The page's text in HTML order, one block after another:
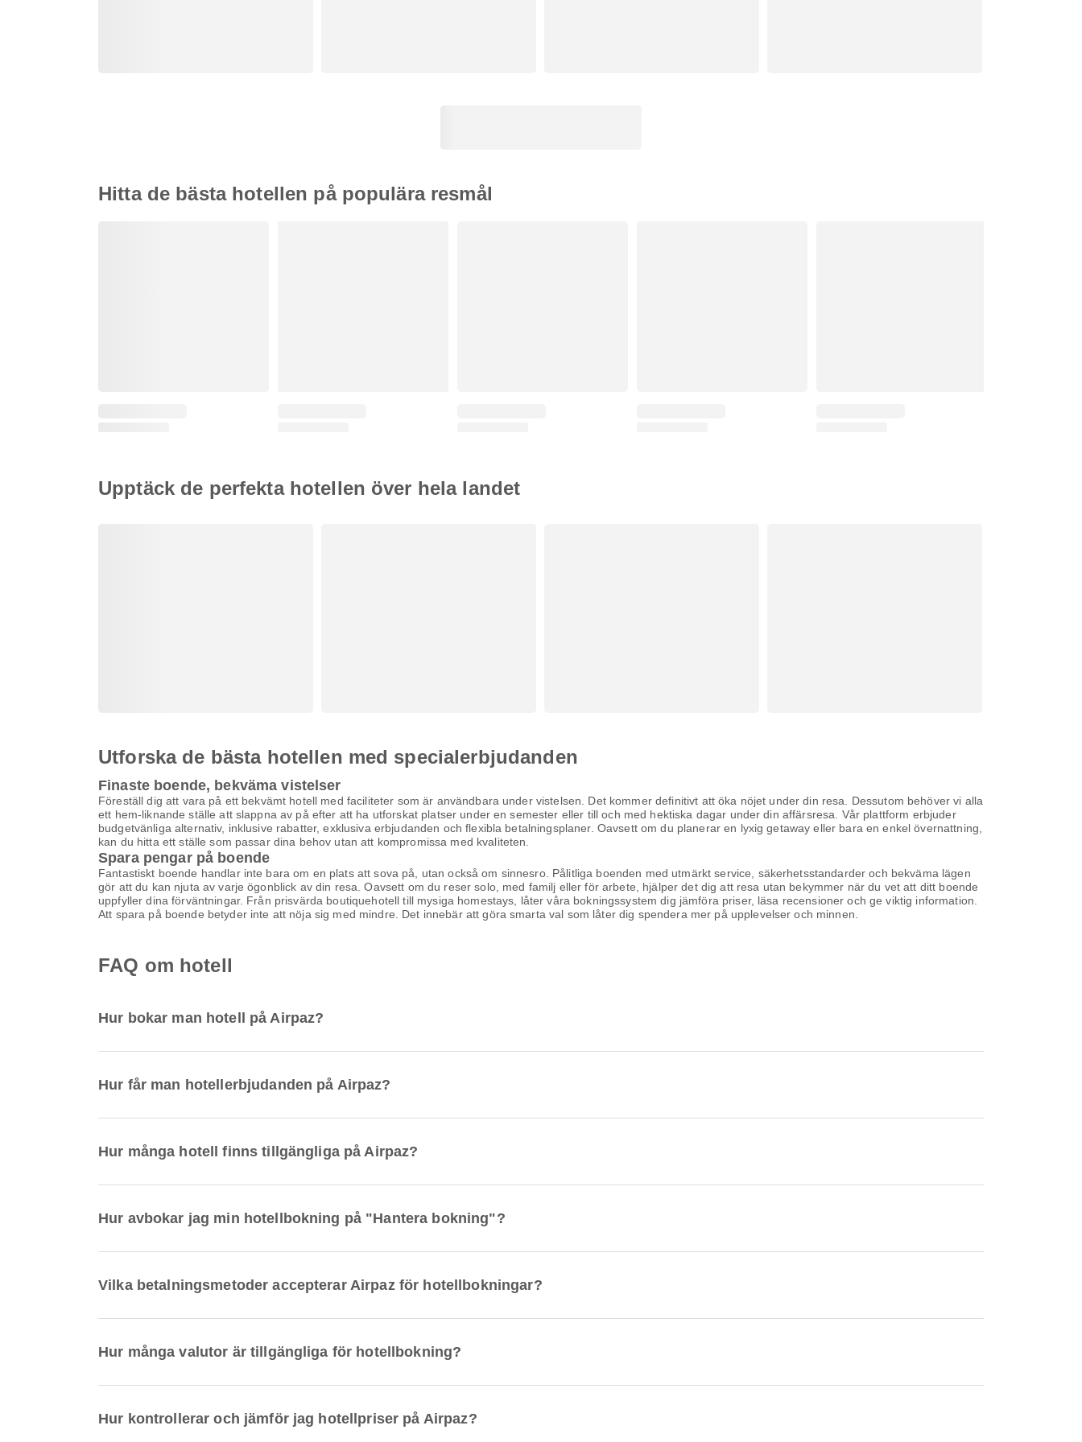
Hitta de bästa hotellen på populära resmål
Upptäck de perfekta hotellen över hela landet
Utforska de bästa hotellen med specialerbjudanden
Finaste boende, bekväma vistelser
Föreställ dig att vara på ett bekvämt hotell med faciliteter som är användbara under vistelsen. Det kommer definitivt att öka nöjet under din resa. Dessutom behöver vi alla
ett hem-liknande ställe att slappna av på efter att ha utforskat platser under en semester eller till och med hektiska dagar under din affärsresa. Vår plattform erbjuder
budgetvänliga alternativ, inklusive rabatter, exklusiva erbjudanden och flexibla betalningsplaner. Oavsett om du planerar en lyxig getaway eller bara en enkel övernattning,
kan du hitta ett ställe som passar dina behov utan att kompromissa med kvaliteten.
Spara pengar på boende
Fantastiskt boende handlar inte bara om en plats att sova på, utan också om sinnesro. Pålitliga boenden med utmärkt service, säkerhetsstandarder och bekväma lägen
gör att du kan njuta av varje ögonblick av din resa. Oavsett om du reser solo, med familj eller för arbete, hjälper det dig att resa utan bekymmer när du vet att ditt boende
uppfyller dina förväntningar. Från prisvärda boutiquehotell till mysiga homestays, låter våra bokningssystem dig jämföra priser, läsa recensioner och ge viktig information.
Att spara på boende betyder inte att nöja sig med mindre. Det innebär att göra smarta val som låter dig spendera mer på upplevelser och minnen.
FAQ om hotell
Hur bokar man hotell på Airpaz?
Hur får man hotellerbjudanden på Airpaz?
Hur många hotell finns tillgängliga på Airpaz?
Hur avbokar jag min hotellbokning på "Hantera bokning"?
Vilka betalningsmetoder accepterar Airpaz för hotellbokningar?
Hur många valutor är tillgängliga för hotellbokning?
Hur kontrollerar och jämför jag hotellpriser på Airpaz?